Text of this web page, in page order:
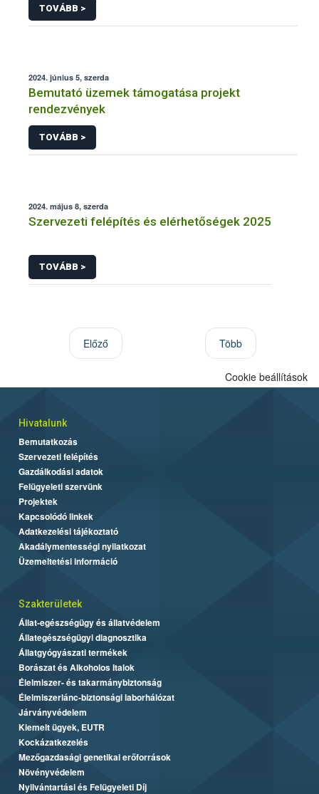
TOVÁBB >
2024. június 5, szerda
Bemutató üzemek támogatása projekt
rendezvények
TOVÁBB >
2024. május 8, szerda
Szervezeti felépítés és elérhetőségek 2025
TOVÁBB >
Előző Több
Cookie beállítások
Hivatalunk
Bemutatkozás
Szervezeti felépítés
Gazdálkodási adatok
Felügyeleti szervünk
Projektek
Kapcsolódó linkek
Adatkezelési tájékoztató
Akadálymentességi nyilatkozat
Üzemeltetési információ
Szakterületek
Állat-egészségügy és állatvédelem
Állategészségügyi diagnosztika
Állatgyógyászati termékek
Borászat és Alkoholos Italok
Élelmiszer- és takarmánybiztonság
Élelmiszerlánc-biztonsági laborhálózat
Járványvédelem
Kiemelt ügyek, EUTR
Kockázatkezelés
Mezőgazdasági genetikai erőforrások
Növényvédelem
Nyilvántartási és Felügyeleti Díj